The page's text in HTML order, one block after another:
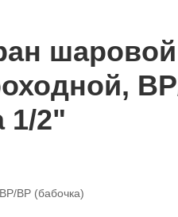
шаровой
1/2"
ВР (бабочка)